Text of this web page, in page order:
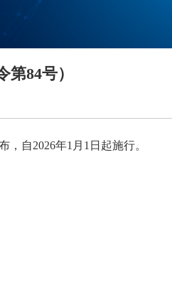
84号）
自2026年1月1日起施行。